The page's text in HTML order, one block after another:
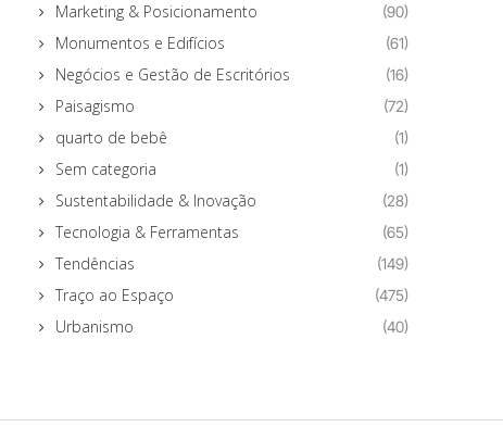
Marketing & Posicionamento (90)
Monumentos e Edifícios (61)
Negócios e Gestão de Escritórios (16)
Paisagismo (72)
quarto de bebê (1)
Sem categoria (1)
Sustentabilidade & Inovação (28)
Tecnologia & Ferramentas (65)
Tendências (149)
Traço ao Espaço (475)
Urbanismo (40)